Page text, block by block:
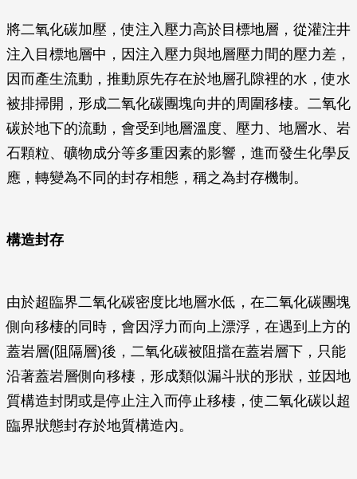
將二氧化碳加壓，使注入壓力高於目標地層，從灌注井
注入目標地層中，因注入壓力與地層壓力間的壓力差，
因而產生流動，推動原先存在於地層孔隙裡的水，使水
被排掃開，形成二氧化碳團塊向井的周圍移棲。二氧化
碳於地下的流動，會受到地層溫度、壓力、地層水、岩
石顆粒、礦物成分等多重因素的影響，進而發生化學反
應，轉變為不同的封存相態，稱之為封存機制。
構造封存
由於超臨界二氧化碳密度比地層水低，在二氧化碳團塊
側向移棲的同時，會因浮力而向上漂浮，在遇到上方的
蓋岩層(阻隔層)後，二氧化碳被阻擋在蓋岩層下，只能
沿著蓋岩層側向移棲，形成類似漏斗狀的形狀，並因地
質構造封閉或是停止注入而停止移棲，使二氧化碳以超
臨界狀態封存於地質構造內。